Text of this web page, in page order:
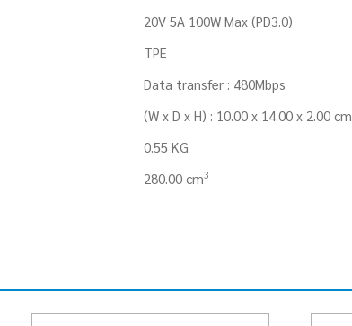
20V 5A 100W Max (PD3.0)
TPE
Data transfer : 480Mbps
(W x D x H) : 10.00 x 14.00 x 2.00 cm
0.55 KG
280.00 cm3